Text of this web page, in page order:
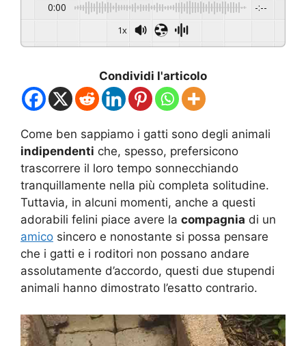
0:00 -:--
1x
Condividi l'articolo
Come ben sappiamo i gatti sono degli animali
indipendenti che, spesso, prefersicono
trascorrere il loro tempo sonnecchiando
tranquillamente nella più completa solitudine.
Tuttavia, in alcuni momenti, anche a questi
adorabili felini piace avere la compagnia di un
amico sincero e nonostante si possa pensare
che i gatti e i roditori non possano andare
assolutamente d’accordo, questi due stupendi
animali hanno dimostrato l’esatto contrario.